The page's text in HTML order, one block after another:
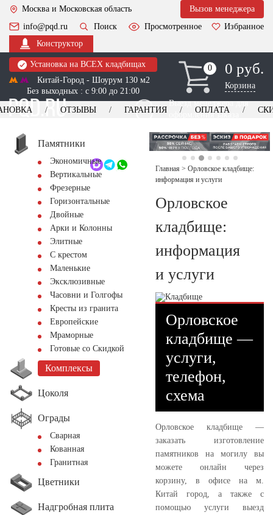
Москва и Московская область
Вызов менеджера
info@pqd.ru
Поиск Просмотренное
Избранное
Конструктор
Установка на ВСЕХ кладбищах
Китай-Город - Шоурум 130 м2
Без выходных : с 9:00 до 21:00
0
0 0 руб.
Корзина
Выезд менеджера для
оформления заказа
+7 (495) 518-44-23
Обратный звонок
ОТЗЫВЫ ГАРАНТИЯ ОПЛАТА
Памятники
Экономичные
Вертикальные
Фрезерные
Горизонтальные
Двойные
Арки и Колонны
Элитные
С крестом
Маленькие
Эксклюзивные
Часовни и Голгофы
Кресты из гранита
Европейские
Мраморные
Готовые со Скидкой
Комплексы
Цоколя
Ограды
Сварная
Кованная
Гранитная
Цветники
Надгробная плита
Главная > Орловское кладбище:
информация и услуги
Орловское
кладбище:
информация
и услуги
Орловское
кладбище —
услуги,
телефон,
схема
Орловское кладбище —
заказать изготовление
памятников на могилу вы
можете онлайн через
корзину, в офисе на м.
Китай город, а также с
помощью услуги выезд